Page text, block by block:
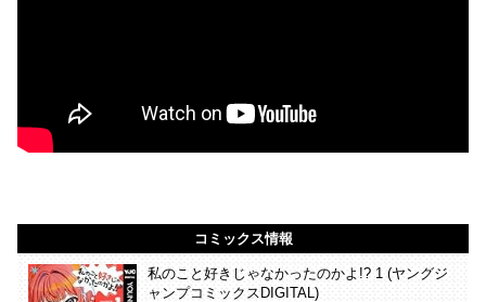
コミックス情報
私のこと好きじゃなかったのかよ!? 1 (ヤングジ
ャンプコミックスDIGITAL)